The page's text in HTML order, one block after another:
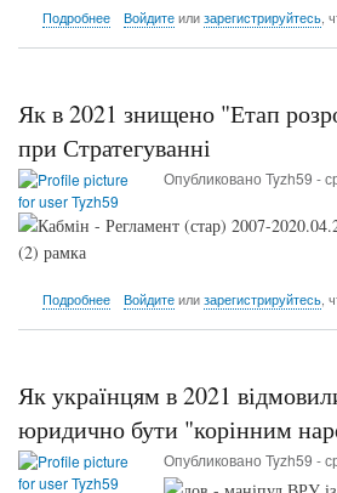
Подробнеео
29
відмовили
в
протермінуванні
"мораторію
за
Войдитеили зарегистрируйтесь,
Як в 2021 знищено "Етап
при Стратегуванні
Опубликовано Tyzh59 -
Подробнеео
"Етап
розробки
Концепції"
при
Стратегуванні
Войдитеили зарегистрируйтесь,
Як українцям в 2021
юридично бути "корінним
Опубликовано Tyzh59 -